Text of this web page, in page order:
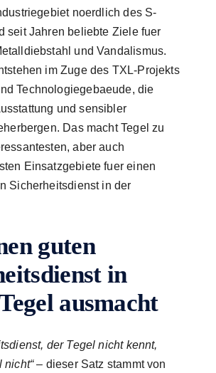
noerdlich des S-
seit Jahren beliebte Ziele fuer
und Vandalismus.
im Zuge des TXL-Projekts
Technologiegebaeude, die
und sensibler
Das macht Tegel zu
aber auch
Einsatzgebiete fuer einen
Sicherheitsdienst in der
guten
in
ausmacht
der Tegel nicht kennt,
nicht“– dieser Satz stammt von